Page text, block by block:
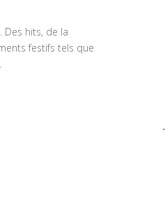
Des hits, de la
festifs tels que